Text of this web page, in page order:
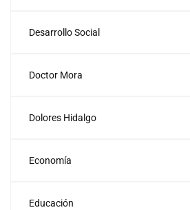
Desarrollo Social
Doctor Mora
Dolores Hidalgo
Economía
Educación